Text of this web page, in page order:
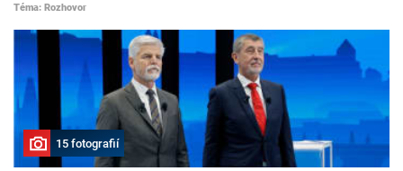
Téma: Rozhovor
15 fotografií